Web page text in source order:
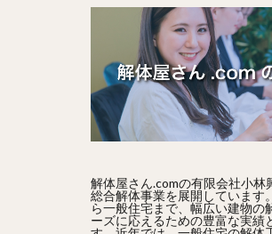
解体屋さん.comの有限会社小林
総合解体事業を展開しています
ら一般住宅まで、幅広い建物の
ーズに応えるための豊富な実績